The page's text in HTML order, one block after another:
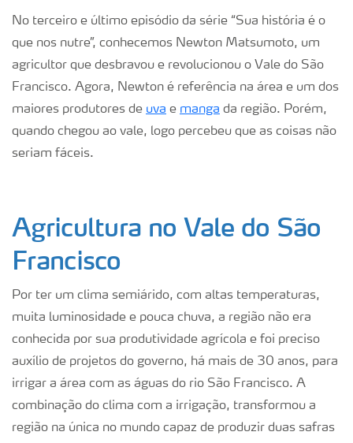
No terceiro e último episódio da série “Sua história é o
que nos nutre”, conhecemos Newton Matsumoto, um
agricultor que desbravou e revolucionou o Vale do São
Francisco. Agora, Newton é referência na área e um dos
maiores produtores de uva e manga da região. Porém,
quando chegou ao vale, logo percebeu que as coisas não
seriam fáceis.
Agricultura no Vale do São
Francisco
Por ter um clima semiárido, com altas temperaturas,
muita luminosidade e pouca chuva, a região não era
conhecida por sua produtividade agrícola e foi preciso
auxílio de projetos do governo, há mais de 30 anos, para
irrigar a área com as águas do rio São Francisco. A
combinação do clima com a irrigação, transformou a
região na única no mundo capaz de produzir duas safras